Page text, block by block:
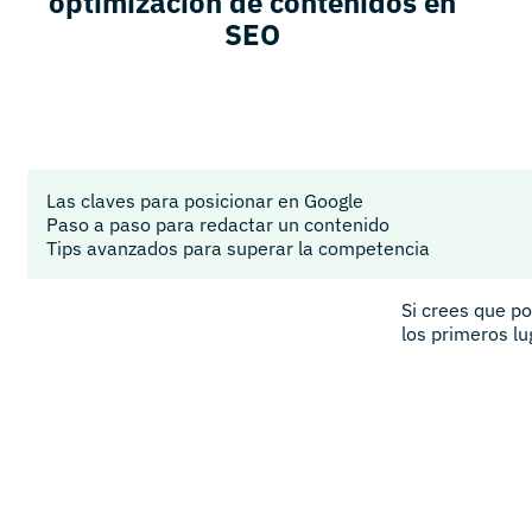
SEO
Las claves para posicionar en Google
Paso a paso para redactar un contenido
Tips avanzados para superar la competencia
Si crees que
los primeros